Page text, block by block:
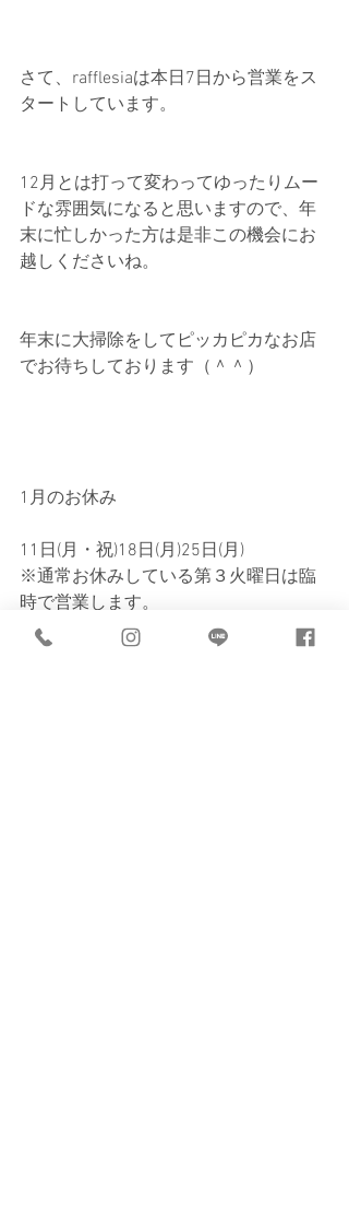
さて、rafflesiaは本日7日から営業をス
タートしています。
12月とは打って変わってゆったりムー
ドな雰囲気になると思いますので、年
末に忙しかった方は是非この機会にお
越しくださいね。
年末に大掃除をしてピッカピカなお店
でお待ちしております（＾＾）
1月のお休み
11日(月・祝)18日(月)25日(月)
※通常お休みしている第３火曜日は臨
時で営業します。